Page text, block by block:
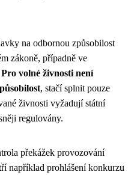
na odbornou způsobilost
zákoně, případně ve
Pro volné živnosti není
, stačí splnit pouze
živnosti vyžadují státní
regulovány.
překážek provozování
například prohlášení konkurzu